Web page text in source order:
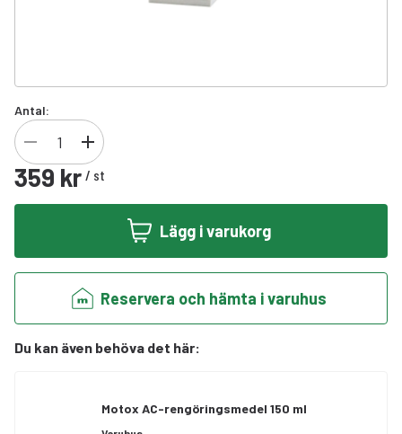
Antal:
359 kr / st
Lägg i varukorg
Reservera och hämta i varuhus
Du kan även behöva det här:
Motox AC-rengöringsmedel 150 ml